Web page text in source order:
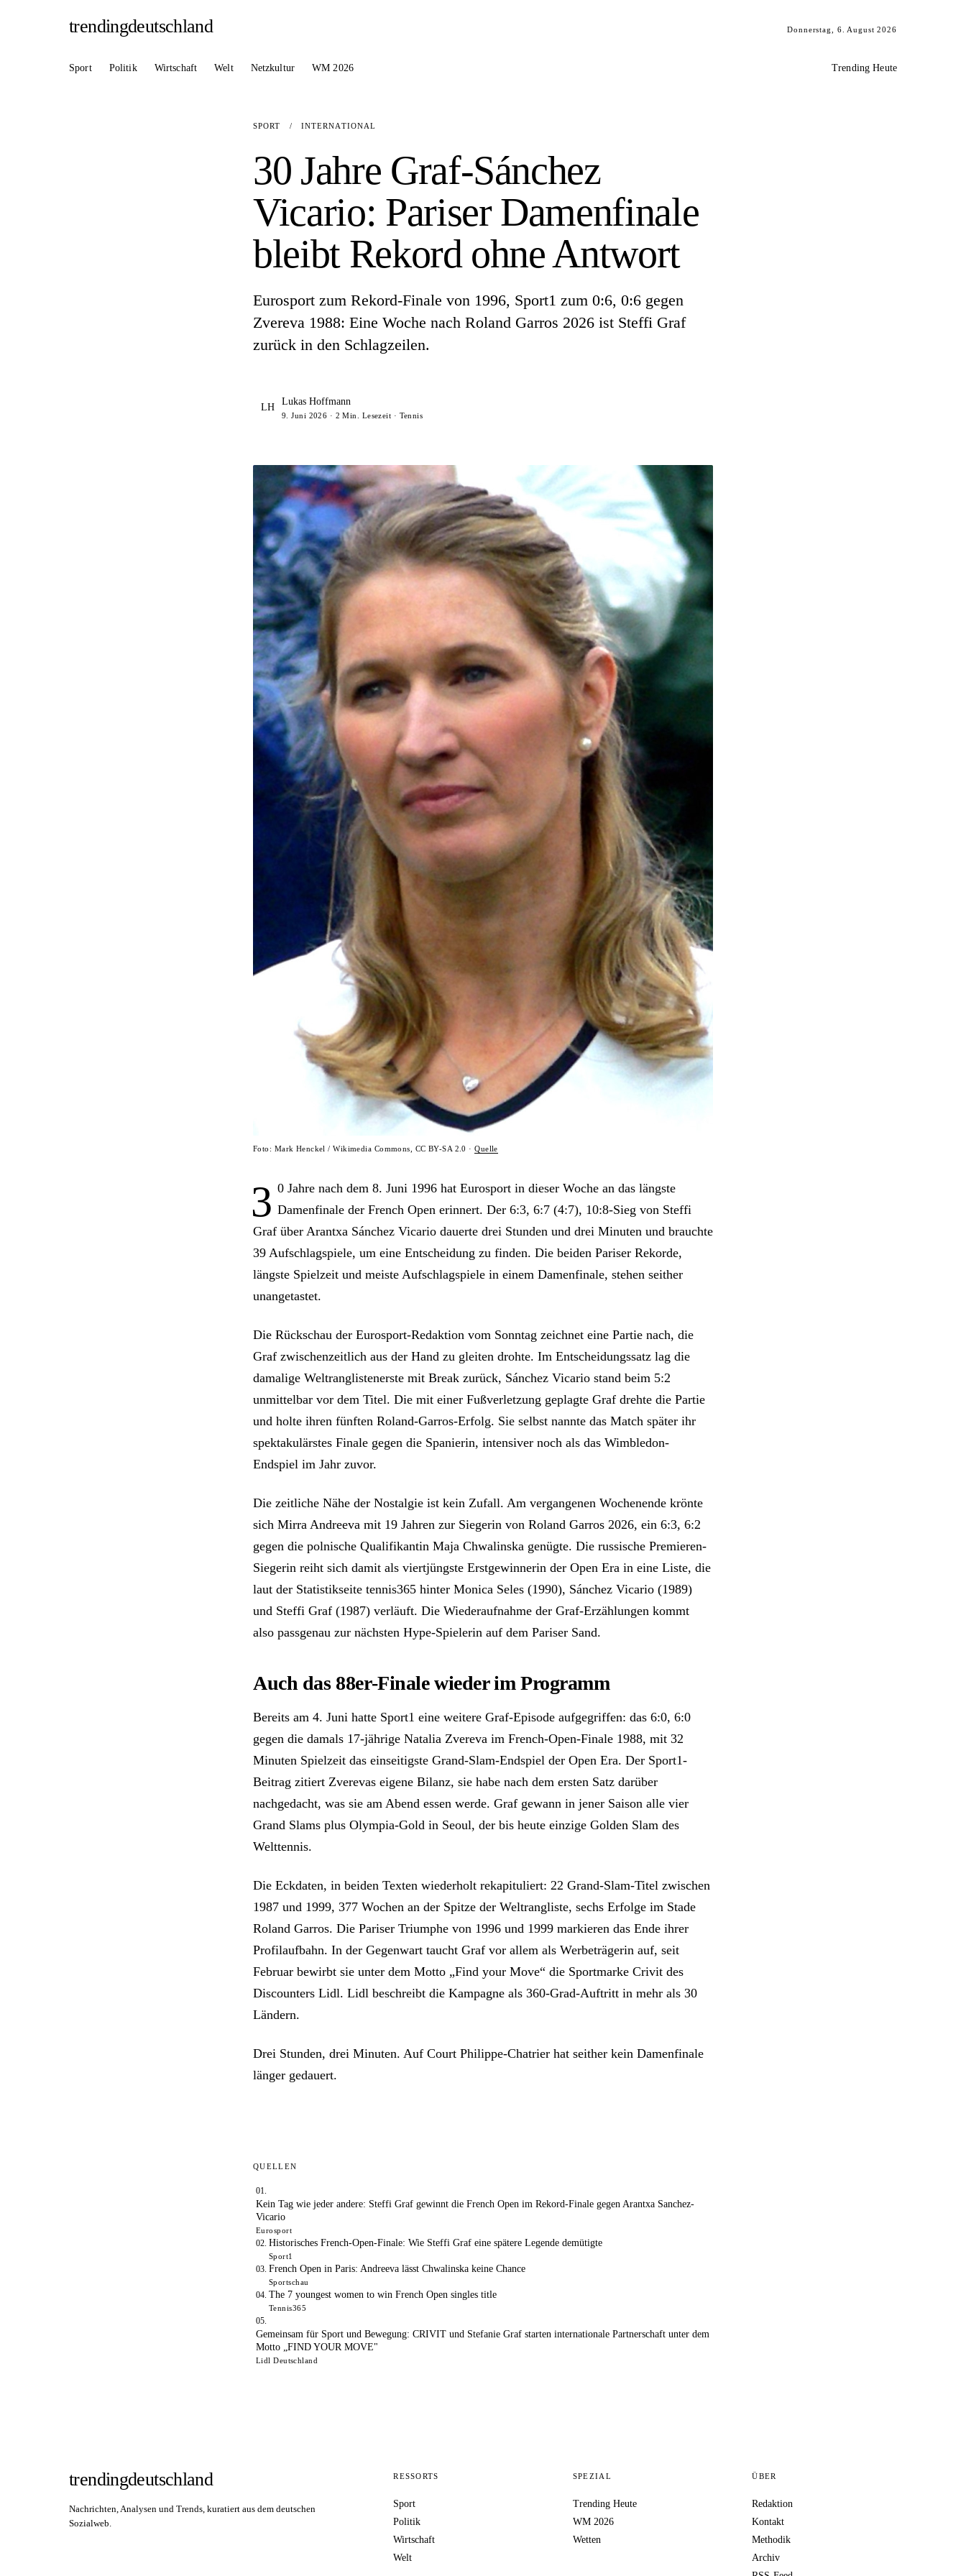
trendingdeutschland Donnerstag, 6. August 2026
Sport Politik Wirtschaft Welt Netzkultur WM 2026 Trending Heute
SPORT / INTERNATIONAL
30 Jahre Graf-Sánchez
Vicario: Pariser Damenfinale
bleibt Rekord ohne Antwort
Eurosport zum Rekord-Finale von 1996, Sport1 zum 0:6, 0:6 gegen
Zvereva 1988: Eine Woche nach Roland Garros 2026 ist Steffi Graf
zurück in den Schlagzeilen.
LH
Lukas Hoffmann
9. Juni 2026 · 2 Min. Lesezeit · Tennis
Foto: Mark Henckel / Wikimedia Commons, CC BY-SA 2.0 ·Quelle
3 0 Jahre nach dem 8. Juni 1996 hat Eurosport in dieser Woche an das längste
Damenfinale der French Open erinnert. Der 6:3, 6:7 (4:7), 10:8-Sieg von Steffi
Graf über Arantxa Sánchez Vicario dauerte drei Stunden und drei Minuten und brauchte
39 Aufschlagspiele, um eine Entscheidung zu finden. Die beiden Pariser Rekorde,
längste Spielzeit und meiste Aufschlagspiele in einem Damenfinale, stehen seither
unangetastet.
Die Rückschau der Eurosport-Redaktion vom Sonntag zeichnet eine Partie nach, die
Graf zwischenzeitlich aus der Hand zu gleiten drohte. Im Entscheidungssatz lag die
damalige Weltranglistenerste mit Break zurück, Sánchez Vicario stand beim 5:2
unmittelbar vor dem Titel. Die mit einer Fußverletzung geplagte Graf drehte die Partie
und holte ihren fünften Roland-Garros-Erfolg. Sie selbst nannte das Match später ihr
spektakulärstes Finale gegen die Spanierin, intensiver noch als das Wimbledon-
Endspiel im Jahr zuvor.
Die zeitliche Nähe der Nostalgie ist kein Zufall. Am vergangenen Wochenende krönte
sich Mirra Andreeva mit 19 Jahren zur Siegerin von Roland Garros 2026, ein 6:3, 6:2
gegen die polnische Qualifikantin Maja Chwalinska genügte. Die russische Premieren-
Siegerin reiht sich damit als viertjüngste Erstgewinnerin der Open Era in eine Liste, die
laut der Statistikseite tennis365 hinter Monica Seles (1990), Sánchez Vicario (1989)
und Steffi Graf (1987) verläuft. Die Wiederaufnahme der Graf-Erzählungen kommt
also passgenau zur nächsten Hype-Spielerin auf dem Pariser Sand.
Auch das 88er-Finale wieder im Programm
Bereits am 4. Juni hatte Sport1 eine weitere Graf-Episode aufgegriffen: das 6:0, 6:0
gegen die damals 17-jährige Natalia Zvereva im French-Open-Finale 1988, mit 32
Minuten Spielzeit das einseitigste Grand-Slam-Endspiel der Open Era. Der Sport1-
Beitrag zitiert Zverevas eigene Bilanz, sie habe nach dem ersten Satz darüber
nachgedacht, was sie am Abend essen werde. Graf gewann in jener Saison alle vier
Grand Slams plus Olympia-Gold in Seoul, der bis heute einzige Golden Slam des
Welttennis.
Die Eckdaten, in beiden Texten wiederholt rekapituliert: 22 Grand-Slam-Titel zwischen
1987 und 1999, 377 Wochen an der Spitze der Weltrangliste, sechs Erfolge im Stade
Roland Garros. Die Pariser Triumphe von 1996 und 1999 markieren das Ende ihrer
Profilaufbahn. In der Gegenwart taucht Graf vor allem als Werbeträgerin auf, seit
Februar bewirbt sie unter dem Motto „Find your Move“ die Sportmarke Crivit des
Discounters Lidl. Lidl beschreibt die Kampagne als 360-Grad-Auftritt in mehr als 30
Ländern.
Drei Stunden, drei Minuten. Auf Court Philippe-Chatrier hat seither kein Damenfinale
länger gedauert.
QUELLEN
Kein Tag wie jeder andere: Steffi Graf gewinnt die French Open im Rekord-Finale gegen Arantxa Sanchez-
Vicario
Eurosport
Historisches French-Open-Finale: Wie Steffi Graf eine spätere Legende demütigte
Sport1
French Open in Paris: Andreeva lässt Chwalinska keine Chance
Sportschau
The 7 youngest women to win French Open singles title
Tennis365
Gemeinsam für Sport und Bewegung: CRIVIT und Stefanie Graf starten internationale Partnerschaft unter dem
Motto „FIND YOUR MOVE"
Lidl Deutschland
trendingdeutschland
Nachrichten, Analysen und Trends, kuratiert aus dem deutschen
Sozialweb.
RESSORTS
Sport
Politik
Wirtschaft
Welt
SPEZIAL
Trending Heute
WM 2026
Wetten
ÜBER
Redaktion
Kontakt
Methodik
Archiv